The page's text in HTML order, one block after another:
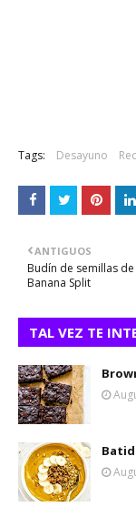
Tags: Desayuno
ANTIGUOS
Budín de semillas de
Banana Split
TAL VEZ TE